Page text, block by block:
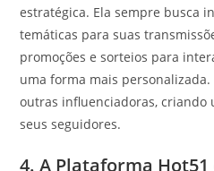
estratégica. Ela sempre busca
temáticas para suas
promoções e sorteios para
uma forma mais
outras influenciadoras, criando
seus seguidores.
4. A Plataforma Hot51